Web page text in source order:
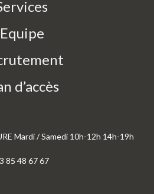
Equipe
d’accès
Mardi / Samedi 10h-12h 14h-19h
85 48 67 67